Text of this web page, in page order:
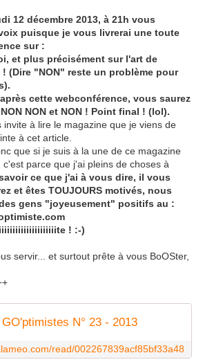
12 décembre 2013, à 21h vous
puisque je vous livrerai une toute
sur :
et plus précisément sur l'art de
! (Dire "NON" reste un problème pour
cette webconférence, vous saurez
NON et NON ! Point final ! (lol).
invite à lire le magazine que je viens de
à cet article.
que si je suis à la une de ce magazine
parce que j'ai pleins de choses à
ce que j'ai à vous dire, il vous
et êtes TOUJOURS motivés, nous
gens "joyeusement" positifs au :
! :-)
servir... et surtout prête à vous BoOSter,
N° 23 - 2013
read/002267839acf85bf33a48